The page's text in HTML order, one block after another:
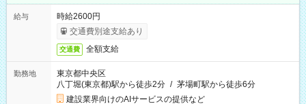
給与
時給2600円
交通費別途支給あり
交通費 全額支給
勤務地
東京都中央区
八丁堀(東京都)駅から徒歩2分 / 茅場町駅から徒歩6分
建設業界向けのAIサービスの提供など